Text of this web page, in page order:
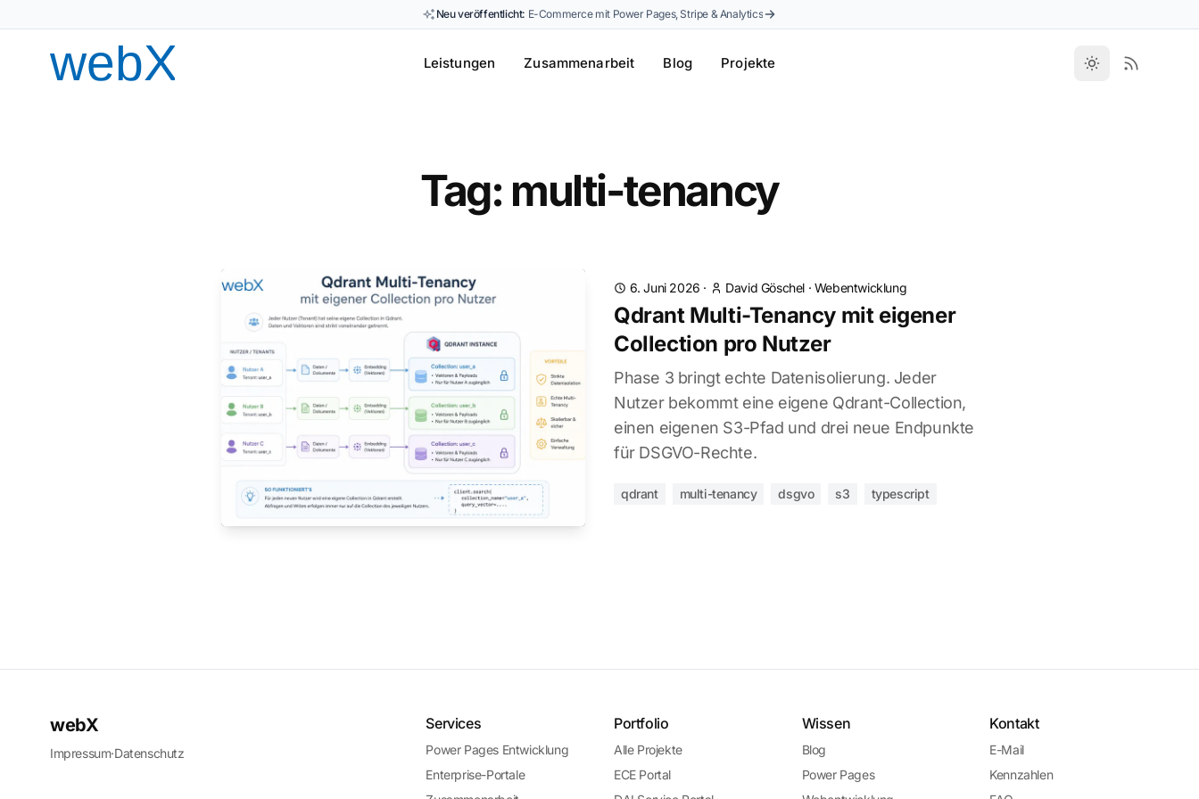
Neu veröffentlicht: E-Commerce mit Power Pages, Stripe & Analytics
Leistungen Zusammenarbeit Blog Projekte
Tag: multi-tenancy
6. Juni 2026 · David Göschel · Webentwicklung
Qdrant Multi-Tenancy mit eigener
Collection pro Nutzer
Phase 3 bringt echte Datenisolierung. Jeder
Nutzer bekommt eine eigene Qdrant-Collection,
einen eigenen S3-Pfad und drei neue Endpunkte
für DSGVO-Rechte.
qdrant multi-tenancy dsgvo s3 typescript
webX
Impressum·Datenschutz
Services
Power Pages Entwicklung
Enterprise-Portale
Portfolio
Alle Projekte
ECE Portal
Wissen
Blog
Power Pages
Kontakt
E-Mail
Kennzahlen